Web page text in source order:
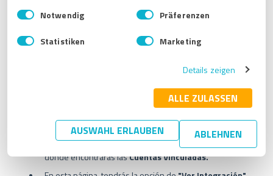
Impressum
Datenschutzbestimmungen
E
i
n
w
s
Notwendig Präferenzen
Statistiken Marketing
Details zeigen
ALLE ZULASSEN
AUSWAHL ERLAUBEN ABLEHNEN
2. Usar la página de Integraciones para vincula las redes
Como alternativa, puedes ir a la sección
en la barra lateral de navegación,
donde encontrarás lasCuentas Vinculadas.